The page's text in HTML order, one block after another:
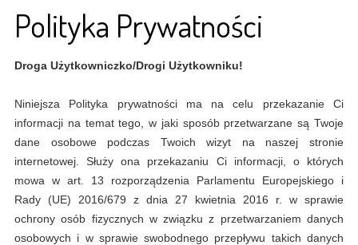
Polityka Prywatności
Droga Użytkowniczko/Drogi Użytkowniku!
Niniejsza Polityka prywatności ma na celu przekazanie Ci
informacji na temat tego, w jaki sposób przetwarzane są Twoje
dane osobowe podczas Twoich wizyt na naszej stronie
internetowej. Służy ona przekazaniu Ci informacji, o których
mowa w art. 13 rozporządzenia Parlamentu Europejskiego i
Rady (UE) 2016/679 z dnia 27 kwietnia 2016 r. w sprawie
ochrony osób fizycznych w związku z przetwarzaniem danych
osobowych i w sprawie swobodnego przepływu takich danych